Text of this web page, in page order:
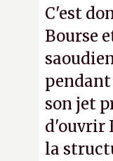
C'est
Bourse
pendant
son jet
d'ouvrir
la